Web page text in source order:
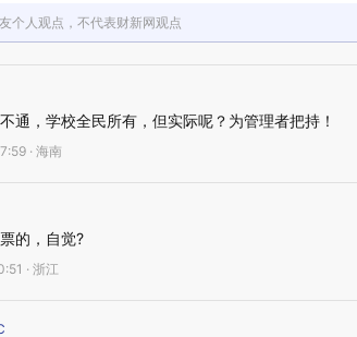
个人观点，不代表财新网观点
通，学校全民所有，但实际呢？为管理者把持！
· 海南
的，自觉?
· 浙江